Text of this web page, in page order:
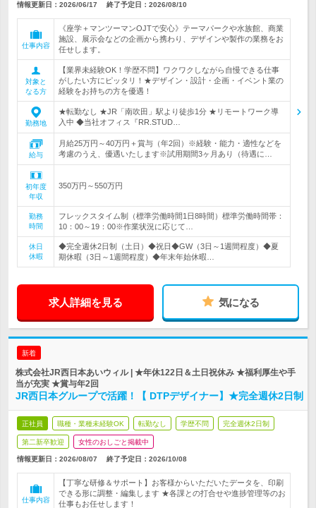
情報更新日：2026/06/17 終了予定日： 2026/08/10
仕事内容
《座学＋マンツーマンOJTで安心》テーマパークや水族館、商業
施設、展示会などの企画から携わり、デザインや製作の業務をお
任せします。
対象と
なる方
【業界未経験OK！学歴不問】ワクワクしながら自慢できる仕事
がしたい方にピッタリ！★デザイン・設計・企画・イベント業の
経験をお持ちの方を優遇！
勤務地
★転勤なし ★JR「南吹田」駅より徒歩1分 ★リモートワーク導
入中 ◆当社オフィス『RR.STUD…
給与
月給25万円～40万円＋賞与（年2回）※経験・能力・適性などを
考慮のうえ、優遇いたします※試用期間3ヶ月あり（待遇に…
初年度
年収
350万円～550万円
勤務
時間
フレックスタイム制（標準労働時間1日8時間）標準労働時間帯：
10：00～19：00※作業状況に応じて…
休日
休暇
◆完全週休2日制（土日）◆祝日◆GW（3日～1週間程度）◆夏
期休暇（3日～1週間程度）◆年末年始休暇…
求人詳細を見る 気になる
新着
株式会社JR西日本あいウィル | ★年休122日＆土日祝休み ★福利厚生や手
当が充実 ★賞与年2回
JR西日本グループで活躍！【 DTPデザイナー】★完全週休2日制
正社員 職種・業種未経験OK 転勤なし 学歴不問 完全週休2日制
第二新卒歓迎 女性のおしごと掲載中
情報更新日：2026/08/07 終了予定日： 2026/10/08
仕事内容
【丁寧な研修＆サポート】お客様からいただいたデータを、印刷
できる形に調整・編集します ★各課との打合せや進捗管理等のお
仕事もお任せします！